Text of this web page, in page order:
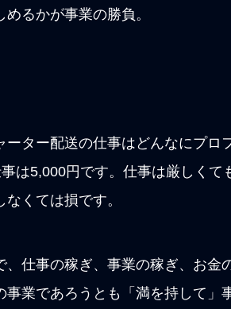
るかが事業の勝負。
ター配送の仕事はどんなにプロ
は5,000円です。仕事は厳しくて
くては損です。
仕事の稼ぎ、事業の稼ぎ、お金
業であろうとも「満を持して」